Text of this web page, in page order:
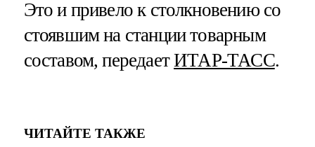
Это и привело к столкновению со
стоявшим на станции товарным
составом, передаетИТАР-ТАСС.
ЧИТАЙТЕ ТАКЖЕ